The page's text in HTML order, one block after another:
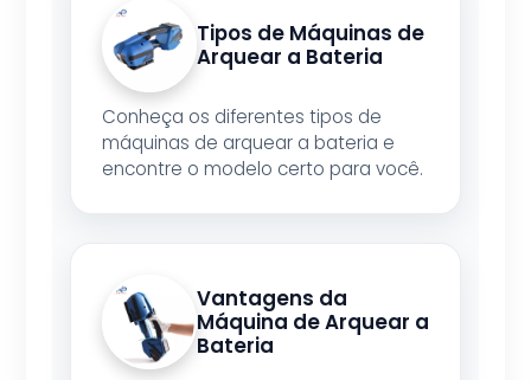
Tipos de Máquinas de
Arquear a Bateria
Conheça os diferentes tipos de
máquinas de arquear a bateria e
encontre o modelo certo para você.
Vantagens da
Máquina de Arquear a
Bateria